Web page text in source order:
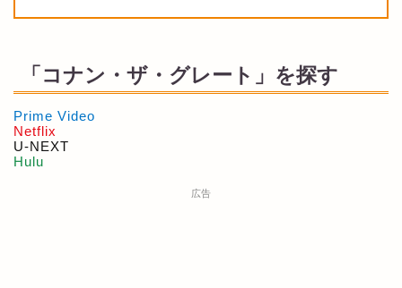
「コナン・ザ・グレート」を探す
Prime Video
Netflix
U-NEXT
Hulu
広告